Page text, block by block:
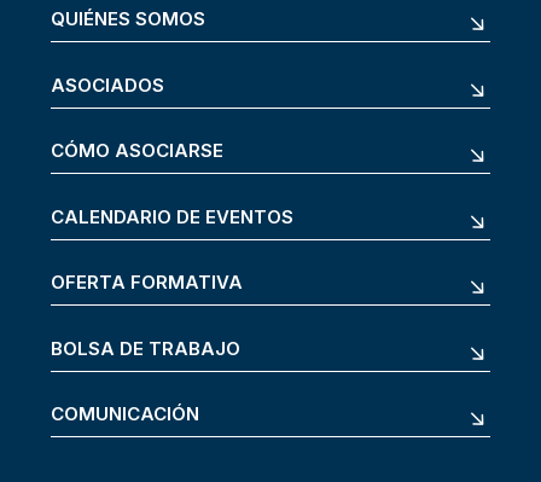
QUIÉNES SOMOS
ASOCIADOS
CÓMO ASOCIARSE
CALENDARIO DE EVENTOS
OFERTA FORMATIVA
BOLSA DE TRABAJO
COMUNICACIÓN